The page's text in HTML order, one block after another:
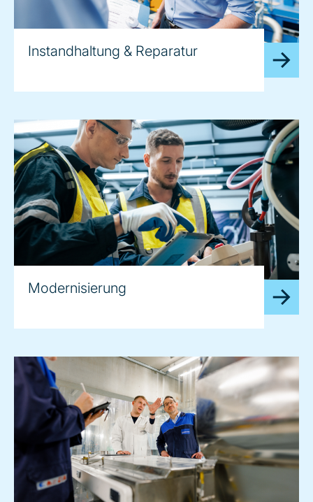
Instandhaltung & Reparatur
Modernisierung